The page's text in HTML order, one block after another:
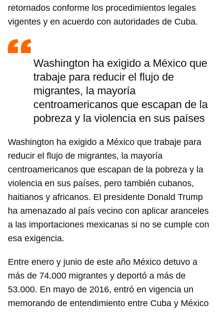
retornados conforme los procedimientos legales
vigentes y en acuerdo con autoridades de Cuba.
Washington ha exigido a México que
trabaje para reducir el flujo de
migrantes, la mayoría
centroamericanos que escapan de la
pobreza y la violencia en sus países
Washington ha exigido a México que trabaje para
reducir el flujo de migrantes, la mayoría
centroamericanos que escapan de la pobreza y la
violencia en sus países, pero también cubanos,
haitianos y africanos. El presidente Donald Trump
ha amenazado al país vecino con aplicar aranceles
a las importaciones mexicanas si no se cumple con
esa exigencia.
Entre enero y junio de este año México detuvo a
más de 74.000 migrantes y deportó a más de
53.000. En mayo de 2016, entró en vigencia un
memorando de entendimiento entre Cuba y México